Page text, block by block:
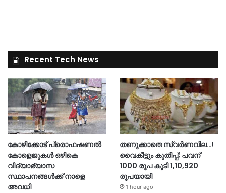
Recent Tech News
കോഴിക്കോട് പ്രൊഫഷണൽ
കോളെജുകൾ ഒഴികെ
വിദ്യാഭ്യാസ
സ്ഥാപനങ്ങൾക്ക് നാളെ
അവധി
തണുക്കാതെ സ്വർണവില…!
വൈകീട്ടും കുതിപ്പ്; പവന്
1000 രൂപ കൂടി 1,10,920
രൂപയായി
1 hour ago